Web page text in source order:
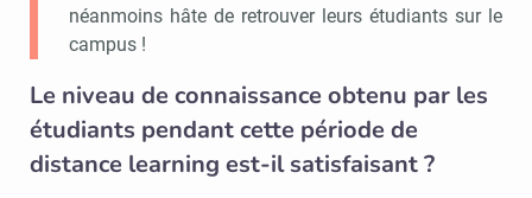
néanmoins hâte de retrouver leurs étudiants sur le
campus !
Le niveau de connaissance obtenu par les
étudiants pendant cette période de
distance learning est-il satisfaisant ?